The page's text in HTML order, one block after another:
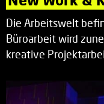
Die Arbeitswelt
Büroarbeit wird
kreative